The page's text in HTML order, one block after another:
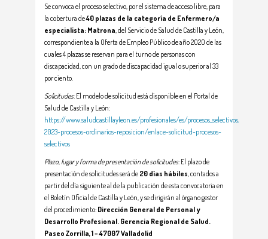
Se convoca el proceso selectivo, por el sistema de acceso libre, para
la cobertura de40 plazas de la categoría de Enfermero/a
especialista: Matrona, del Servicio de Salud de Castilla y León,
correspondiente a la Oferta de Empleo Público de año 2020 de las
cuales 4 plazas se reservan para el turno de personas con
discapacidad, con un grado de discapacidad igual o superior al 33
por ciento.
Solicitudes: El modelo de solicitud está disponible en el Portal de
Salud de Castilla y León:
https://www.saludcastillayleon.es/profesionales/es/procesos_selectivos/
2023-procesos-ordinarios-reposicion/enlace-solicitud-procesos-
selectivos
Plazo, lugar y forma de presentación de solicitudes: El plazo de
presentación de solicitudes será de 20 días hábiles, contados a
partir del día siguiente al de la publicación de esta convocatoria en
el Boletín Oficial de Castilla y León, y se dirigirán al órgano gestor
del procedimiento: Dirección General de Personal y
Desarrollo Profesional. Gerencia Regional de Salud.
Paseo Zorrilla, 1 – 47007 Valladolid